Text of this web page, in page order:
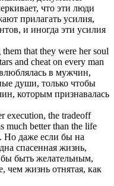
что эти люди
прилагать усилия,
и иногда эти усилия
that they were her soul
and cheat on every man
в мужчин,
души, только чтобы
которым признавалась
execution, the tradeoff
much better than the life
Но даже если бы на
спасенная жизнь,
бы быть желательным,
чем жизнь отнятая, как